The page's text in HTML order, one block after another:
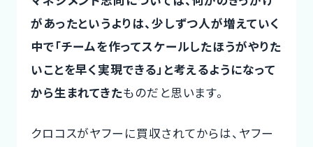
があったというよりは、少しずつ人が増えていく
中で「チームを作ってスケールしたほうがやりた
いことを早く実現できる」と考えるようになって
から生まれてきたものだと思います。
クロコスがヤフーに買収されてからは、ヤフー